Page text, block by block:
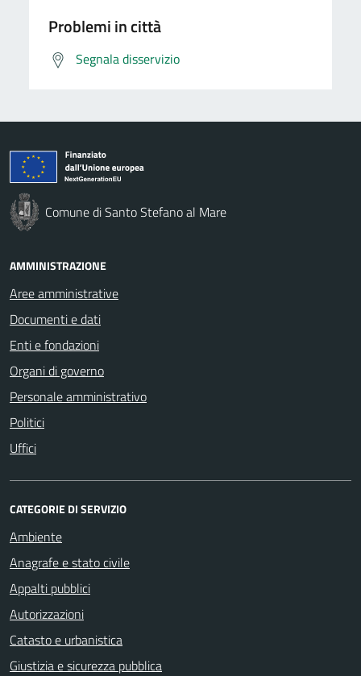
Problemi in città
Segnala disservizio
Comune di Santo Stefano al Mare
AMMINISTRAZIONE
Aree amministrative
Documenti e dati
Enti e fondazioni
Organi di governo
Personale amministrativo
Politici
Uffici
CATEGORIE DI SERVIZIO
Ambiente
Anagrafe e stato civile
Appalti pubblici
Autorizzazioni
Catasto e urbanistica
Giustizia e sicurezza pubblica